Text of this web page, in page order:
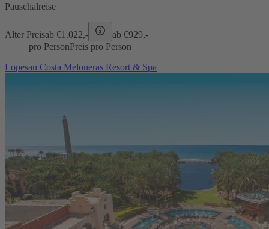
Pauschalreise
Alter Preisab €1.022,- ab €929,-
pro PersonPreis pro Person
Lopesan Costa Meloneras Resort & Spa